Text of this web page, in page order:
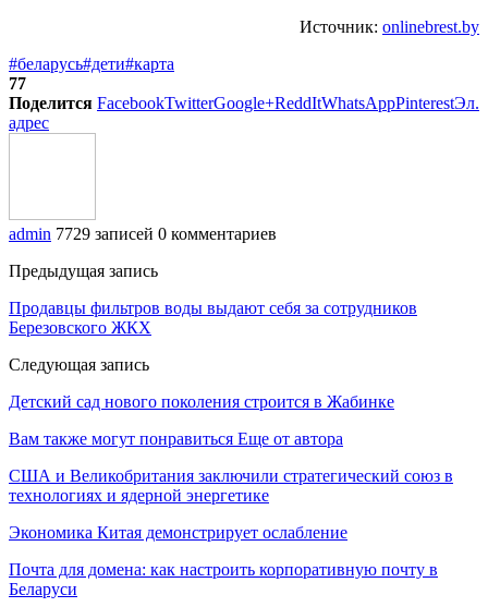
Источник: onlinebrest.by
#беларусь#дети#карта
77
Поделится FacebookTwitterGoogle+ReddItWhatsAppPinterestЭл.
адрес
admin 7729 записей 0 комментариев
Предыдущая запись
Продавцы фильтров воды выдают себя за сотрудников
Березовского ЖКХ
Следующая запись
Детский сад нового поколения строится в Жабинке
Вам также могут понравиться Еще от автора
США и Великобритания заключили стратегический союз в
технологиях и ядерной энергетике
Экономика Китая демонстрирует ослабление
Почта для домена: как настроить корпоративную почту в
Беларуси